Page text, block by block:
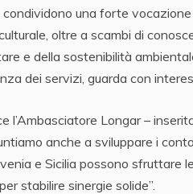
una forte
oltre a scambi di
e della sostenibilità
dei servizi, guarda con
l’Ambasciatore Longar –
anche a sviluppare i
e Sicilia possono sfruttare
stabilire sinergie solide”.